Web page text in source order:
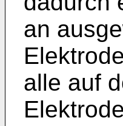
an
alle auf